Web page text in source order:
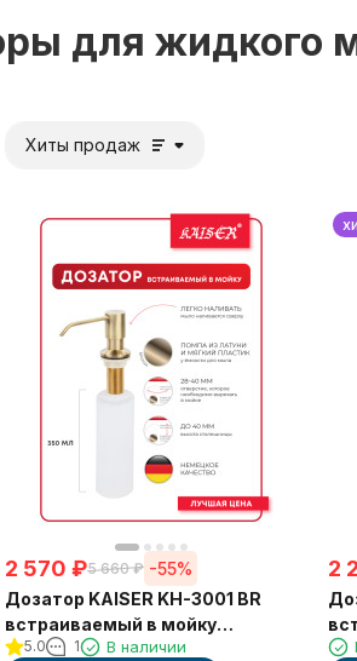
для жидкого
Хиты продаж
2 570 ₽5 660 ₽ -55%
Дозатор KAISER KH-3001 BR
встраиваемый в мойку
бронзовый
5.0 1 В наличии
2